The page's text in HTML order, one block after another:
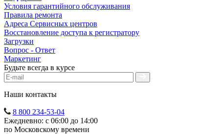
Условия гарантийного обслуживания
Правила ремонта
Адреса Сервисных центров
Восстановление доступа к регистратору
Загрузки
Вопрос - Ответ
Маркетинг
Будьте всегда в курсе
Наши контакты
8 800 234-53-04
Ежедневно: с 06:00 до 14:00
по Московскому времени